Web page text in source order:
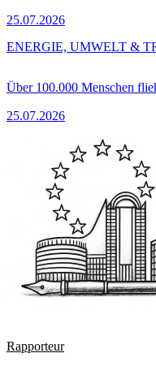
25.07.2026
Über 100.000 Menschen
25.07.2026
ENERGIE, UMWELT &
Rapporteur